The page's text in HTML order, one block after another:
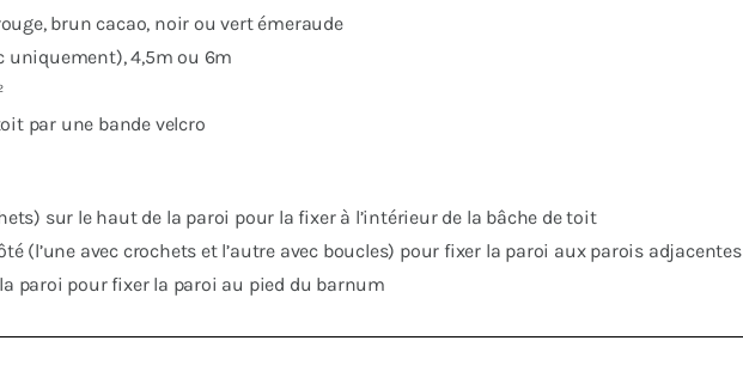
brun cacao, noir ou vert émeraude
uniquement), 4,5m ou 6m
par une bande velcro
sur le haut de la paroi pour la fixer à l’intérieur de la bâche de toit
(l’une avec crochets et l’autre avec boucles) pour fixer la paroi aux parois adjacentes
paroi pour fixer la paroi au pied du barnum